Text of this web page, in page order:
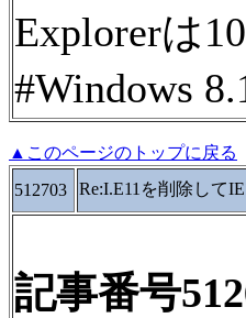
Explorerは
#Windows
▲このページのトップに戻る
512703
Re:I.E11を削除して
記事番号